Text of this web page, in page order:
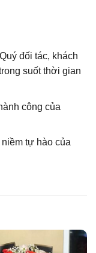
đối tác, khách
suốt thời gian
công của
tự hào của